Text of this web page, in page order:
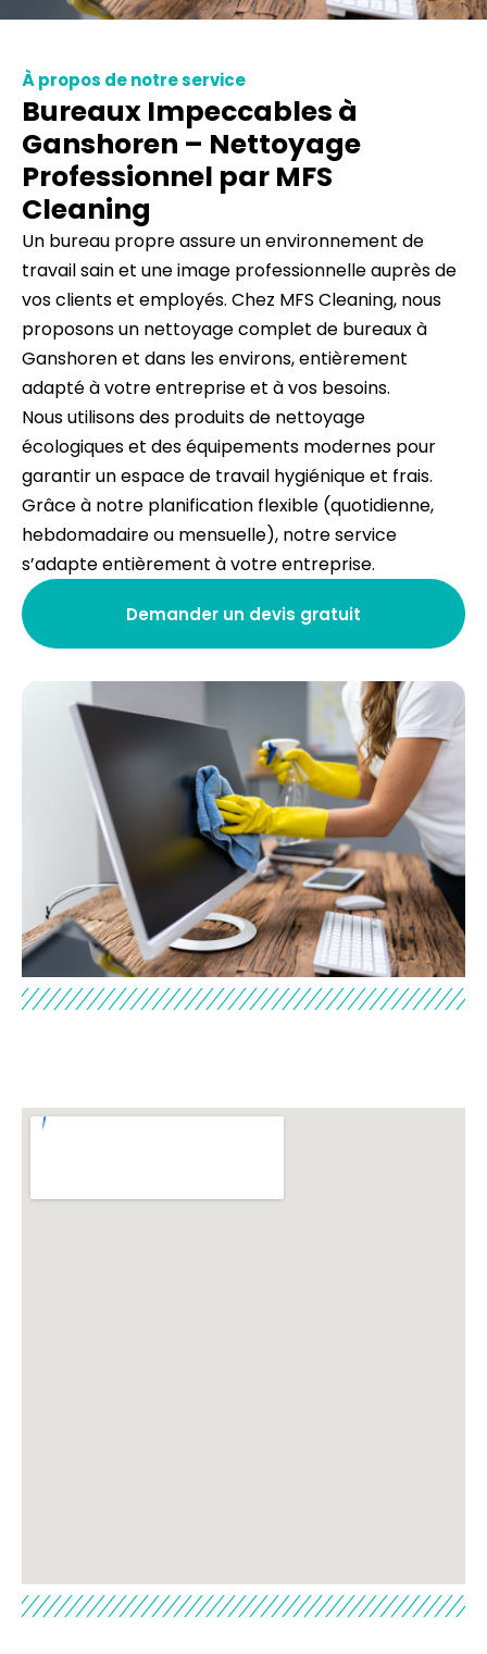
À propos de notre service
Bureaux Impeccables à
Ganshoren – Nettoyage
Professionnel par MFS
Cleaning
Un bureau propre assure un environnement de
travail sain et une image professionnelle auprès de
vos clients et employés. Chez MFS Cleaning, nous
proposons un nettoyage complet de bureaux à
Ganshoren et dans les environs, entièrement
adapté à votre entreprise et à vos besoins.
Nous utilisons des produits de nettoyage
écologiques et des équipements modernes pour
garantir un espace de travail hygiénique et frais.
Grâce à notre planification flexible (quotidienne,
hebdomadaire ou mensuelle), notre service
s’adapte entièrement à votre entreprise.
Demander un devis gratuit